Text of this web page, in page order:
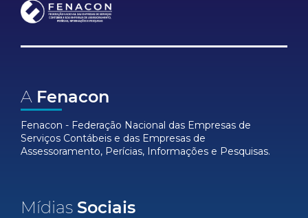
A Fenacon
Fenacon - Federação Nacional das Empresas de
Serviços Contábeis e das Empresas de
Assessoramento, Perícias, Informações e Pesquisas.
Mídias Sociais